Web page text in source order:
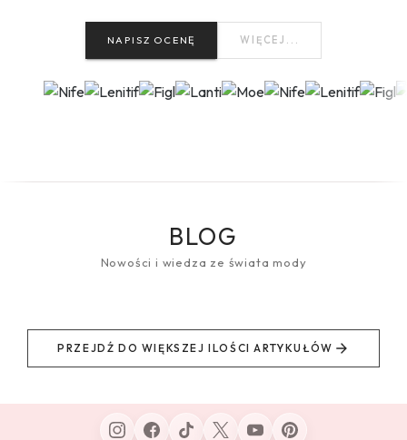
NAPISZ OCENĘ WIĘCEJ...
BLOG
Nowości i wiedza ze świata mody
PRZEJDŹ DO WIĘKSZEJ ILOŚCI ARTYKUŁÓW